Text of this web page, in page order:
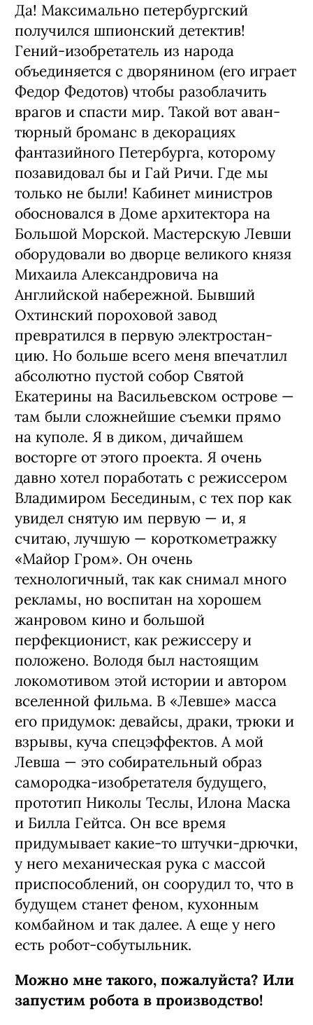
Да! Максимально петербургский
получил­ся шпионский детектив!
Гений-изобрета­тель из народа
объединяется с дворянином (его играет
Федор Федотов) чтобы разобла­чить
врагов и спасти мир. Такой вот аван­
тюрный броманс в декорациях
фантазий­ного Петербурга, которому
позавидовал бы и Гай Ричи. Где мы
только не были! Каби­нет министров
обосновался в Доме архи­тектора на
Большой Морской. Мастерскую Левши
оборудовали во дворце великого кня­зя
Михаила Александровича на
Английской набережной. Бывший
Охтинский порохо­вой завод
превратился в первую электростан­
цию. Но больше всего меня впечатлил
аб­солютно пустой собор Святой
Екатерины на Васильевском острове —
там были слож­нейшие съемки прямо
на куполе. Я в диком, дичайшем
восторге от этого проекта. Я очень
давно хотел поработать с режиссером
Вла­димиром Бесединым, с тех пор как
уви­дел снятую им первую — и, я
считаю, луч­шую — короткометражку
«Майор Гром». Он очень
технологичный, так как снимал мно­го
рекламы, но воспитан на хорошем
жанро­вом кино и большой
перфекционист, как ре­жиссеру и
положено. Володя был настоящим
локомотивом этой истории и автором
все­ленной фильма. В «Левше» масса
его приду­мок: девайсы, драки, трюки и
взрывы, куча спецэффектов. А мой
Левша — это собира­тельный образ
самородка-изобретателя буду­щего,
прототип Николы Теслы, Илона Маска
и Билла Гейтса. Он все время
придумыва­ет какие‑то штучки-дрючки,
у него механи­ческая рука с массой
приспособлений, он соорудил то, что в
будущем станет феном, ку­хонным
комбайном и так далее. А еще у него
есть робот-собутыльник.
Можно мне такого, пожалуйста? Или
запустим робота в производство!